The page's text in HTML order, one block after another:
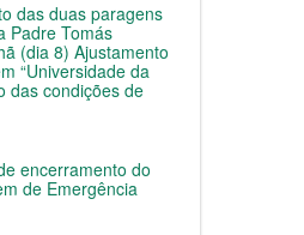
das duas paragens
Padre Tomás
(dia 8) Ajustamento
“Universidade da
das condições de
encerramento do
de Emergência